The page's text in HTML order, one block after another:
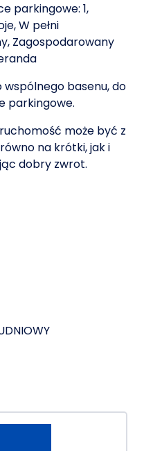
parkingowe: 1,
W pełni
Zagospodarowany
basenu, do
parkingowe.
może być z
na krótki, jak i
dobry zwrot.